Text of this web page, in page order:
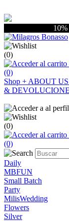
(0)
(0)
Shop + ABOUT US
&
(0)
(0)
Daily
MBFUN
Small Batch
Party
MilisWedding
Flowers
Silver